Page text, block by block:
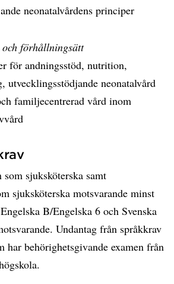
neonatalvårdens principer
förhållningsätt
för andningsstöd, nutrition,
utvecklingsstödjande neonatalvård
familjecentrerad vård inom
sjuksköterska samt
sjuksköterska motsvarande minst
B/Engelska 6 och Svenska
Undantag från språkkrav
har behörighetsgivande examen från